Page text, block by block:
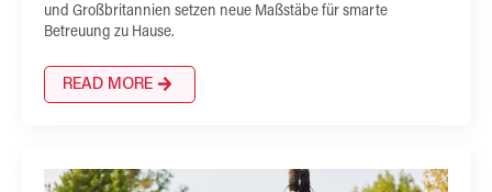
und Großbritannien setzen neue Maßstäbe für smarte
Betreuung zu Hause.
READ MORE